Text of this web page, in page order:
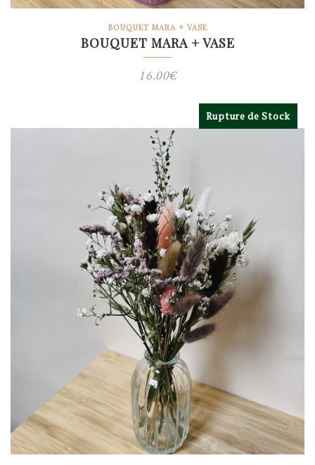
BOUQUET MARA + VASE
BOUQUET MARA + VASE
16.00€
Rupture de Stock